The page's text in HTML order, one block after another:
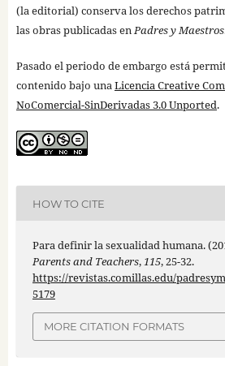
(la editorial) conserva los derechos
las obras publicadas enPadres y Maestros
Pasado el periodo de embargo está
contenido bajo unaLicencia Creative
NoComercial-SinDerivadas 3.0 Unported.
HOW TO CITE
Para definir la sexualidad humana.
Parents and Teachers,115, 25-32.
https://revistas.comillas.edu/
5179
MORE CITATION FORMATS